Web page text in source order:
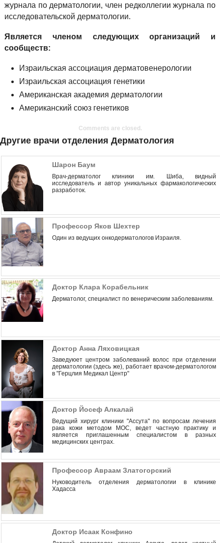
журнала по дерматологии, член редколлегии журнала по
исследовательской дерматологии.
Является членом следующих организаций и
сообществ:
Израильская ассоциация дерматовенерологии
Израильская ассоциация генетики
Американская академия дерматологии
Американский союз генетиков
Comments are closed.
Другие врачи отделения Дерматология
Шарон Баум
Врач-дерматолог клиники им. Шиба, видный
исследователь и автор уникальных фармакологических
разработок.
Профессор Яков Шехтер
Один из ведущих онкодерматологов Израиля.
Доктор Клара Корабельник
Дерматолог, специалист по венерическим заболеваниям.
Доктор Анна Ляховицкая
Заведуюет центром заболеваний волос при отделении
дерматологии (здесь же), работает врачом-дерматологом
в "Герцлия Медикал Центр"
Доктор Йосеф Алкалай
Ведущий хирург клиники "Ассута" по вопросам лечения
рака кожи методом МОС, ведет частную практику и
является приглашенным специалистом в разных
медицинских центрах.
Профессор Авраам Златогорский
Hуководитель отделения дерматологии в клинике
Хадасса
Доктор Исаак Конфино